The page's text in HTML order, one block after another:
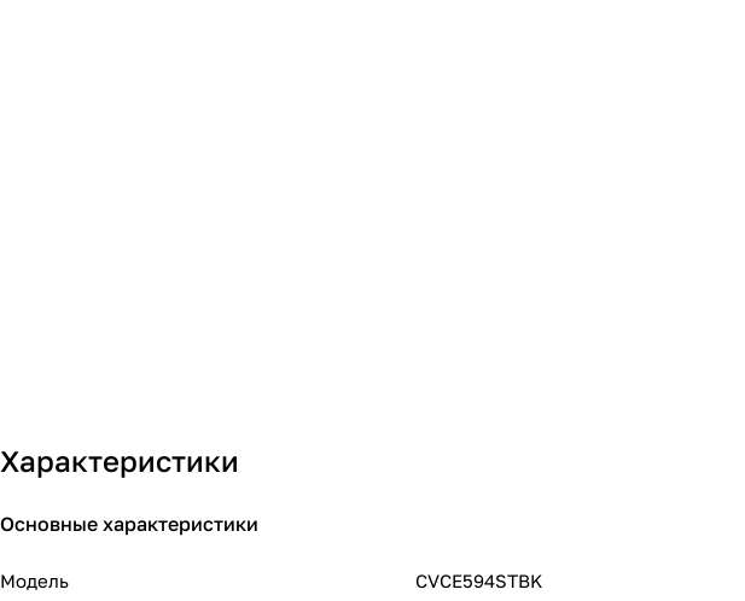
Характеристики
Основные характеристики
Модель CVCE594STBK